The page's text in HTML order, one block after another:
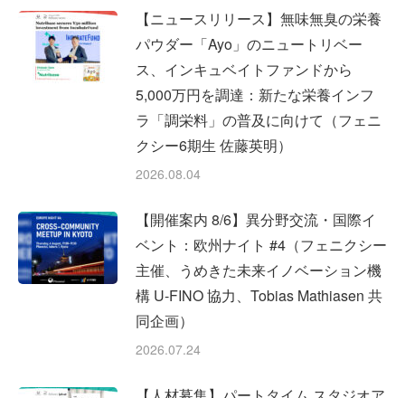
【ニュースリリース】無味無臭の栄養
パウダー「Ayo」のニュートリベー
ス、インキュベイトファンドから
5,000万円を調達：新たな栄養インフ
ラ「調栄料」の普及に向けて（フェニ
クシー6期生 佐藤英明）
2026.08.04
【開催案内 8/6】異分野交流・国際イ
ベント：欧州ナイト #4（フェニクシー
主催、うめきた未来イノベーション機
構 U-FINO 協力、Tobias Mathiasen 共
同企画）
2026.07.24